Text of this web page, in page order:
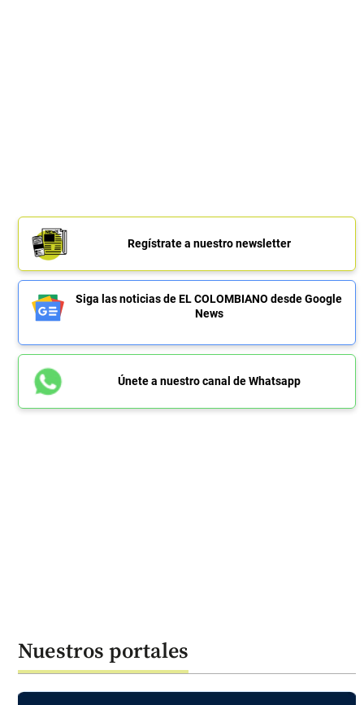
Regístrate a nuestro newsletter
Siga las noticias de EL COLOMBIANO desde Google
News
Únete a nuestro canal de Whatsapp
Nuestros portales